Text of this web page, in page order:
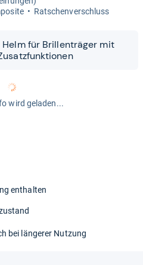
Rat­schen­ver­schluss
Helm für Bril­len­trä­ger mit
wird geladen...
enthalten
bei längerer Nutzung